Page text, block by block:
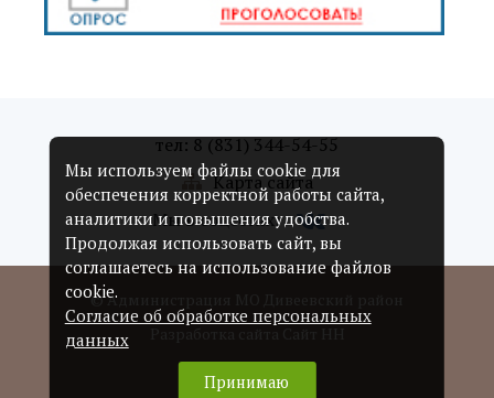
тел: 8 (831) 344-54-55
Карта сайта
Мы в соцсетях:
© Администрация МО Дивеевский район
Мы используем файлы cookie для
обеспечения корректной работы сайта,
аналитики и повышения удобства.
Продолжая использовать сайт, вы
соглашаетесь на использование файлов
cookie.
Согласие об обработке персональных
данных
Принимаю